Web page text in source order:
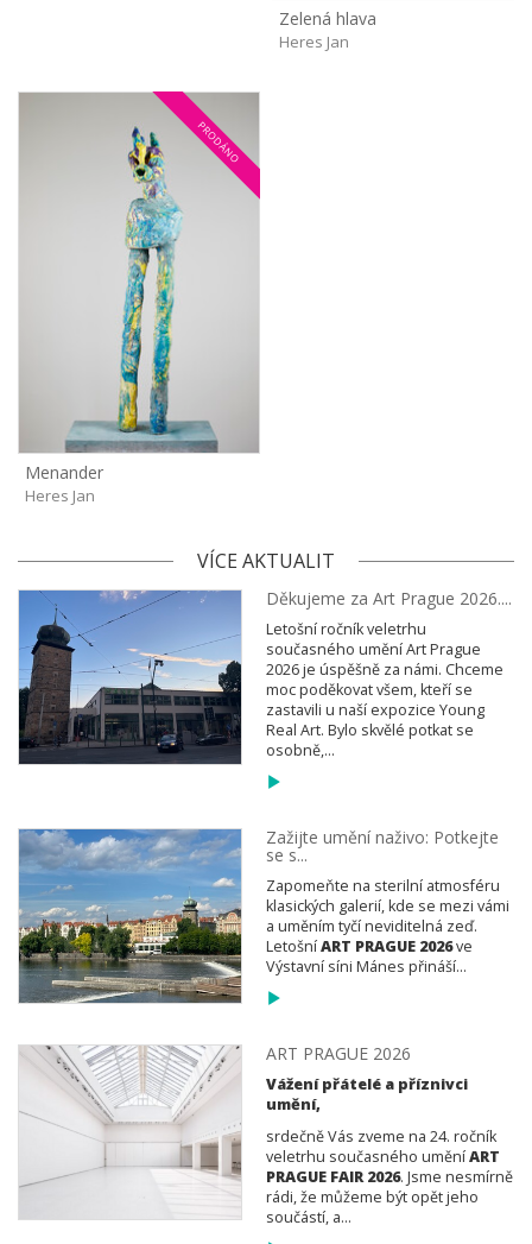
Zelená hlava
Heres Jan
PRODÁNO
Menander
Heres Jan
VÍCE AKTUALIT
Děkujeme za Art Prague 2026....
Letošní ročník veletrhu
současného umění Art Prague
2026 je úspěšně za námi. Chceme
moc poděkovat všem, kteří se
zastavili u naší expozice Young
Real Art. Bylo skvělé potkat se
osobně,...
Zažijte umění naživo: Potkejte
se s...
Zapomeňte na sterilní atmosféru
klasických galerií, kde se mezi vámi
a uměním tyčí neviditelná zeď.
LetošníART PRAGUE 2026ve
Výstavní síni Mánes přináší...
ART PRAGUE 2026
Vážení přátelé a příznivci
umění,
srdečně Vás zveme na 24. ročník
veletrhu současného uměníART
PRAGUE FAIR 2026. Jsme nesmírně
rádi, že můžeme být opět jeho
součástí, a...